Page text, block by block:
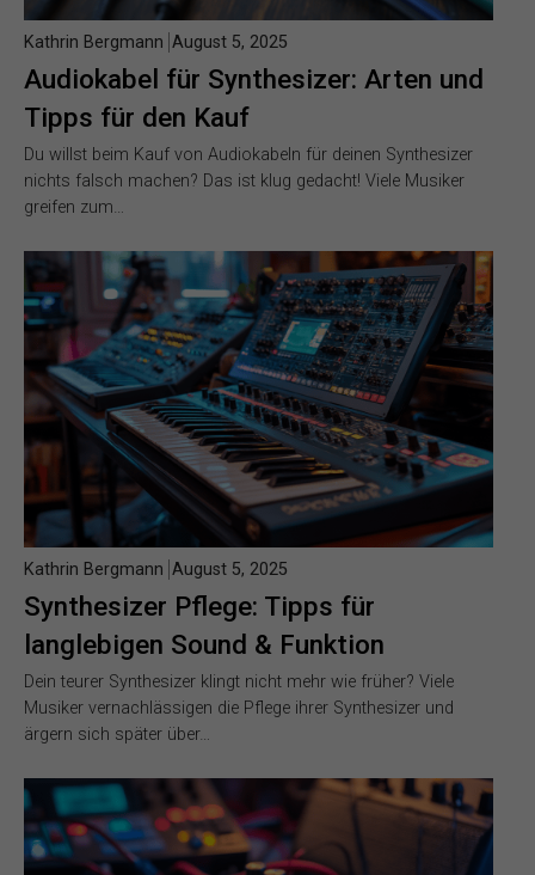
Audiokabel für Synthesizer: Arten und
Tipps für den Kauf
Kathrin Bergmann August 5, 2025
Du willst beim Kauf von Audiokabeln für deinen Synthesizer
nichts falsch machen? Das ist klug gedacht! Viele Musiker
greifen zum…
Synthesizer Pflege: Tipps für
langlebigen Sound & Funktion
Kathrin Bergmann August 5, 2025
Dein teurer Synthesizer klingt nicht mehr wie früher? Viele
Musiker vernachlässigen die Pflege ihrer Synthesizer und
ärgern sich später über…